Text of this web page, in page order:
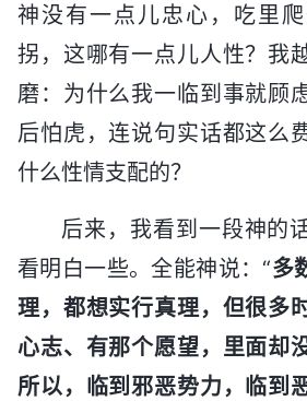
神没有一点儿忠心，吃里
拐，这哪有一点儿人性？我
磨：为什么我一临到事就顾
后怕虎，连说句实话都这么
什么性情支配的？
后来，我看到一段神的
看明白一些。全能神说：“多
理，都想实行真理，但很多
心志、有那个愿望，里面却
所以，临到邪恶势力，临到